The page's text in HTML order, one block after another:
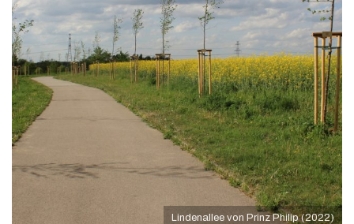
Lindenallee von Prinz Philip (2022)